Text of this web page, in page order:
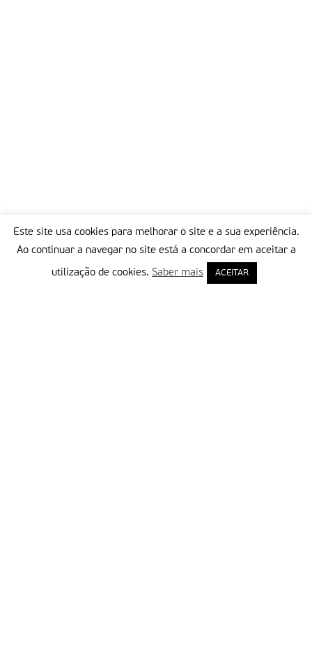
Este site usa cookies para melhorar o site e a sua experiência.
Ao continuar a navegar no site está a concordar em aceitar a
utilização de cookies. Saber mais ACEITAR